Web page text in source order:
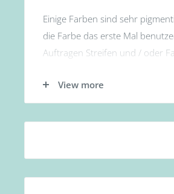
Einige Farben sind sehr
die Farbe das erste Mal
Auftragen Streifen und / oder
Lampe für 90s oder 12W LED
- Zum Schluss mit Top Coat
View more